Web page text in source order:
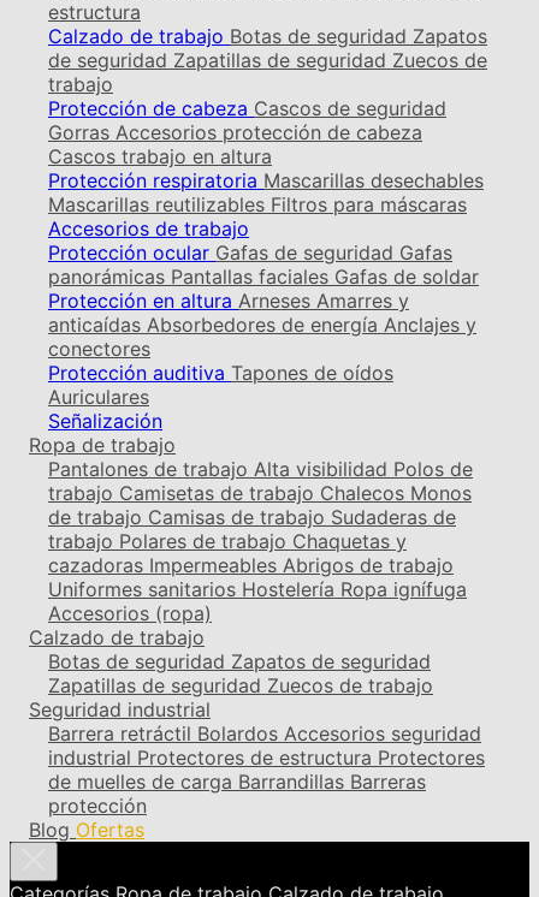
estructura
Calzado de trabajo Botas de seguridad Zapatos
de seguridad Zapatillas de seguridad Zuecos de
trabajo
Protección de cabeza Cascos de seguridad
Gorras Accesorios protección de cabeza
Cascos trabajo en altura
Protección respiratoria Mascarillas desechables
Mascarillas reutilizables Filtros para máscaras
Accesorios de trabajo
Protección ocular Gafas de seguridad Gafas
panorámicas Pantallas faciales Gafas de soldar
Protección en altura Arneses Amarres y
anticaídas Absorbedores de energía Anclajes y
conectores
Protección auditiva Tapones de oídos
Auriculares
Señalización
Ropa de trabajo
Pantalones de trabajo Alta visibilidad Polos de
trabajo Camisetas de trabajo Chalecos Monos
de trabajo Camisas de trabajo Sudaderas de
trabajo Polares de trabajo Chaquetas y
cazadoras Impermeables Abrigos de trabajo
Uniformes sanitarios Hostelería Ropa ignífuga
Accesorios (ropa)
Calzado de trabajo
Botas de seguridad Zapatos de seguridad
Zapatillas de seguridad Zuecos de trabajo
Seguridad industrial
Barrera retráctil Bolardos Accesorios seguridad
industrial Protectores de estructura Protectores
de muelles de carga Barrandillas Barreras
protección
Blog Ofertas